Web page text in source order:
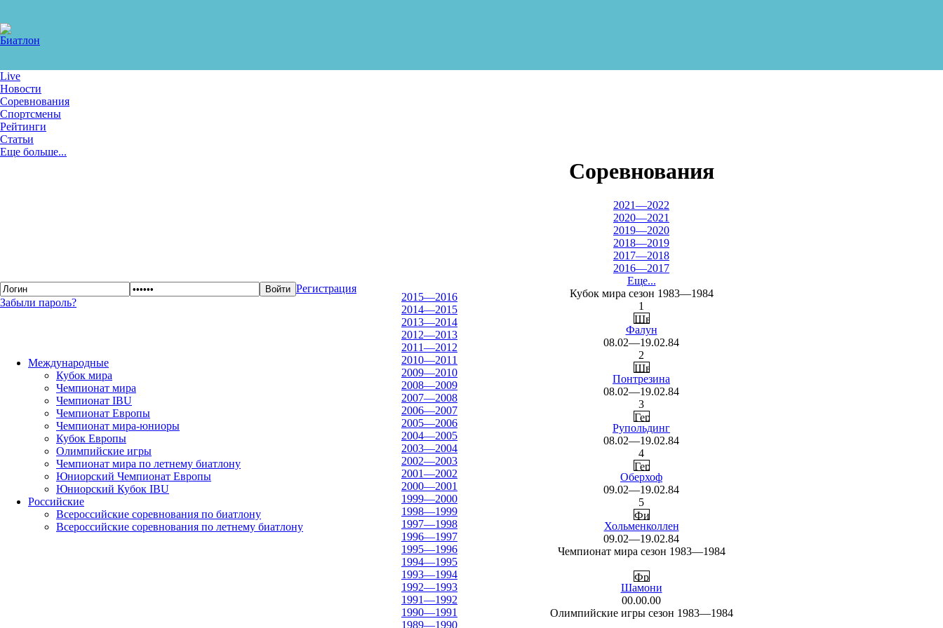
Live
Новости
Соревнования
Спортсмены
Рейтинги
Статьи
Еще больше...
Регистрация
Забыли пароль?
Международные
Кубок мира
Чемпионат мира
Чемпионат IBU
Чемпионат Европы
Чемпионат мира-юниоры
Кубок Европы
Олимпийские игры
Чемпионат мира по летнему биатлону
Юниорский Чемпионат Европы
Юниорский Кубок IBU
Российские
Всероссийские соревнования по биатлону
Всероссийские соревнования по летнему биатлону
Соревнования
2021—2022
2020—2021
2019—2020
2018—2019
2017—2018
2016—2017
Еще...
2015—2016
2014—2015
2013—2014
2012—2013
2011—2012
2010—2011
2009—2010
2008—2009
2007—2008
2006—2007
2005—2006
2004—2005
2003—2004
2002—2003
2001—2002
2000—2001
1999—2000
1998—1999
1997—1998
1996—1997
1995—1996
1994—1995
1993—1994
1992—1993
1991—1992
1990—1991
1989—1990
Кубок мира сезон 1983—1984
1
Фалун
08.02—19.02.84
2
Понтрезина
08.02—19.02.84
3
Рупольдинг
08.02—19.02.84
4
Оберхоф
09.02—19.02.84
5
Хольменколлен
09.02—19.02.84
Чемпионат мира сезон 1983—1984
Шамони
00.00.00
Олимпийские игры сезон 1983—1984